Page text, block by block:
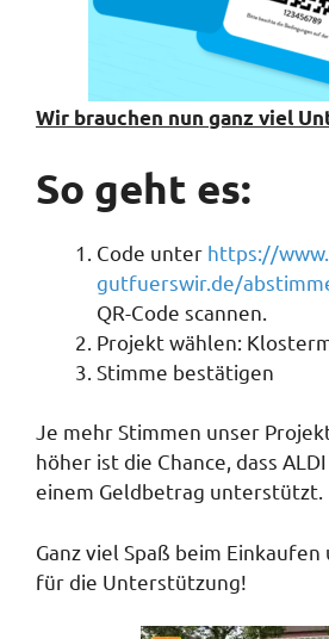
Wir brauchen nun ganz viel
So geht es:
Code unter https://
gutfuerswir.de/
QR-Code scannen.
Projekt wählen:
Stimme bestätigen
Je mehr Stimmen unser
höher ist die Chance, dass
einem Geldbetrag unterstützt.
Ganz viel Spaß beim Einkaufen
für die Unterstützung!